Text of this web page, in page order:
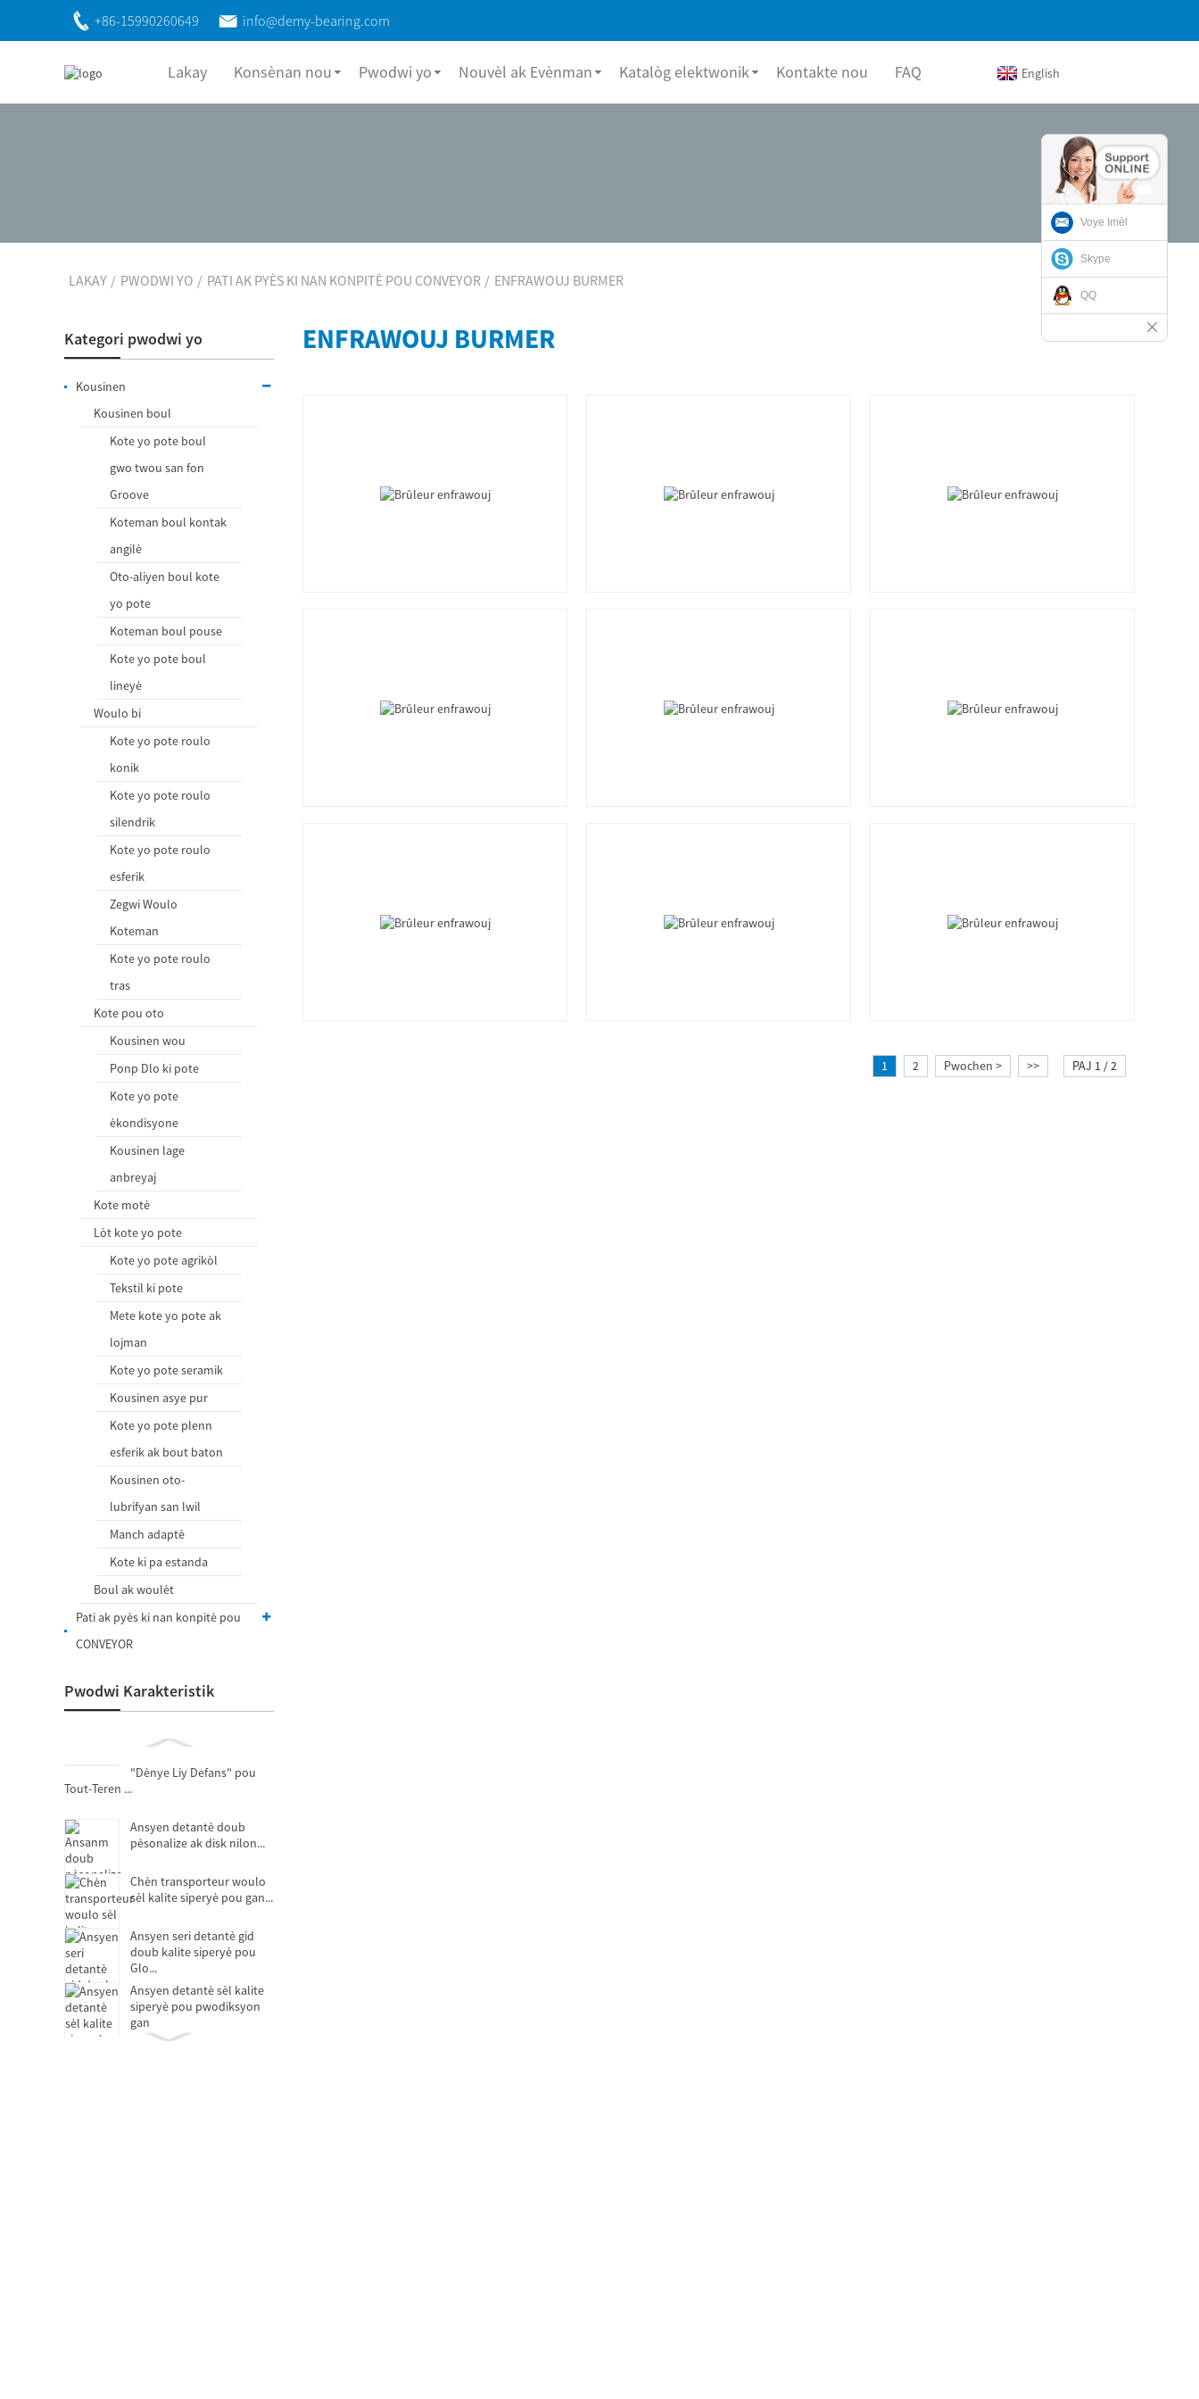
+86-15990260649 info@demy-bearing.com
Lakay Konsènan nou Pwodwi yo Nouvèl ak Evènman Katalòg elektwonik Kontakte nou FAQ English
LAKAY PWODWI YO PATI AK PYÈS KI NAN KONPITÈ POU CONVEYOR ENFRAWOUJ BURMER
Kategori pwodwi yo
Kousinen
Kousinen boul
Kote yo pote boul
gwo twou san fon
Groove
Koteman boul kontak
angilè
Oto-aliyen boul kote
yo pote
Koteman boul pouse
Kote yo pote boul
lineyè
Woulo bi
Kote yo pote roulo
konik
Kote yo pote roulo
silendrik
Kote yo pote roulo
esferik
Zegwi Woulo
Koteman
Kote yo pote roulo
tras
Kote pou oto
Kousinen wou
Ponp Dlo ki pote
Kote yo pote
èkondisyone
Kousinen lage
anbreyaj
Kote motè
Lòt kote yo pote
Kote yo pote agrikòl
Tekstil ki pote
Mete kote yo pote ak
lojman
Kote yo pote seramik
Kousinen asye pur
Kote yo pote plenn
esferik ak bout baton
Kousinen oto-
lubrifyan san lwil
Manch adaptè
Kote ki pa estanda
Boul ak woulèt
Pati ak pyès ki nan konpitè pou
CONVEYOR
Pwodwi Karakteristik
"Dènye Liy Defans" pou
Tout-Teren ...
Ansyen detantè doub
pèsonalize ak disk nilon...
Chèn transporteur woulo
sèl kalite siperyè pou gan...
Ansyen seri detantè gid
doub kalite siperyè pou
Glo...
Ansyen detantè sèl kalite
siperyè pou pwodiksyon
gan
Kousinen lage anbreyaj
ENFRAWOUJ BURMER
1 2 Pwochen > >> PAJ 1 / 2
Voye Imèl
Skype
QQ